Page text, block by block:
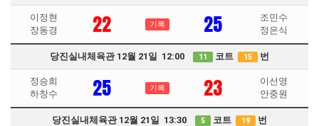
이정현
장동경
22 기록 25
조민수
정은식
당진실내체육관 12월 21일 12:00 11 코트 15 번
정승희
하창수
25 기록 23
이선영
안중원
당진실내체육관 12월 21일 13:30 5 코트 19 번